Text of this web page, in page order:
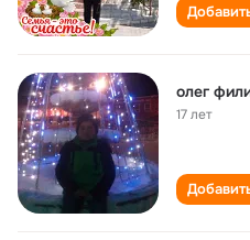
олег
17 лет